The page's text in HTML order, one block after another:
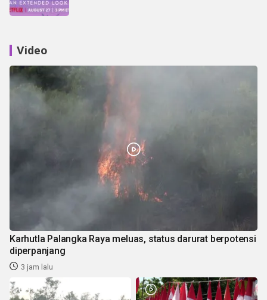
Video
Karhutla Palangka Raya meluas, status darurat berpotensi
diperpanjang
3 jam lalu